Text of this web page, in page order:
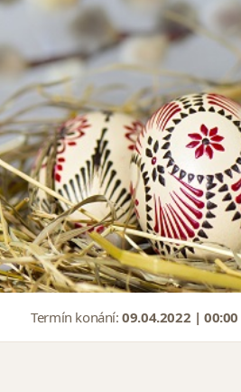
Termín konání:09.04.2022 |